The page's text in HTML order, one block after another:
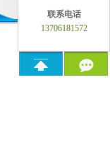
联系电话
13706181572